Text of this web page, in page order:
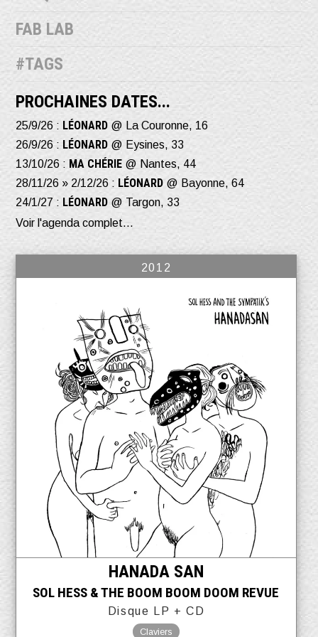
FAB LAB
#TAGS
PROCHAINES DATES...
25/9/26 : LÉONARD @ La Couronne, 16
26/9/26 : LÉONARD @ Eysines, 33
13/10/26 : MA CHÉRIE @ Nantes, 44
28/11/26 » 2/12/26 : LÉONARD @ Bayonne, 64
24/1/27 : LÉONARD @ Targon, 33
Voir l'agenda complet...
2012
HANADA SAN
SOL HESS & THE BOOM BOOM DOOM REVUE
Disque LP + CD
Claviers